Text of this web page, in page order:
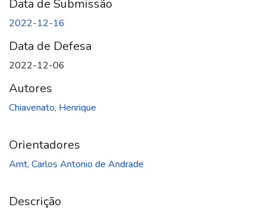
Data de Submissão
2022-12-16
Data de Defesa
2022-12-06
Autores
Chiavenato, Henrique
Orientadores
Arnt, Carlos Antonio de Andrade
Descrição